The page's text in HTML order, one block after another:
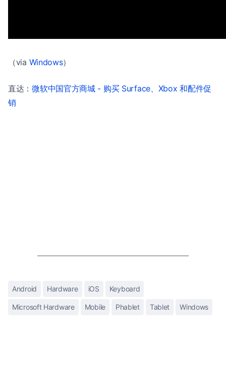
（via Windows）
直达：微软中国官方商城 - 购买 Surface、Xbox 和配件促
销
Android Hardware iOS Keyboard
Microsoft Hardware Mobile Phablet Tablet Windows